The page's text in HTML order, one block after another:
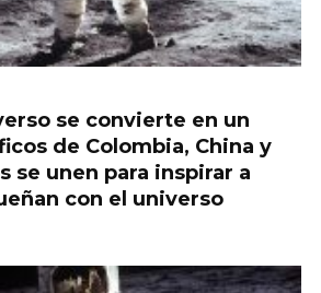
se convierte en un
de Colombia, China y
se unen para inspirar a
con el universo